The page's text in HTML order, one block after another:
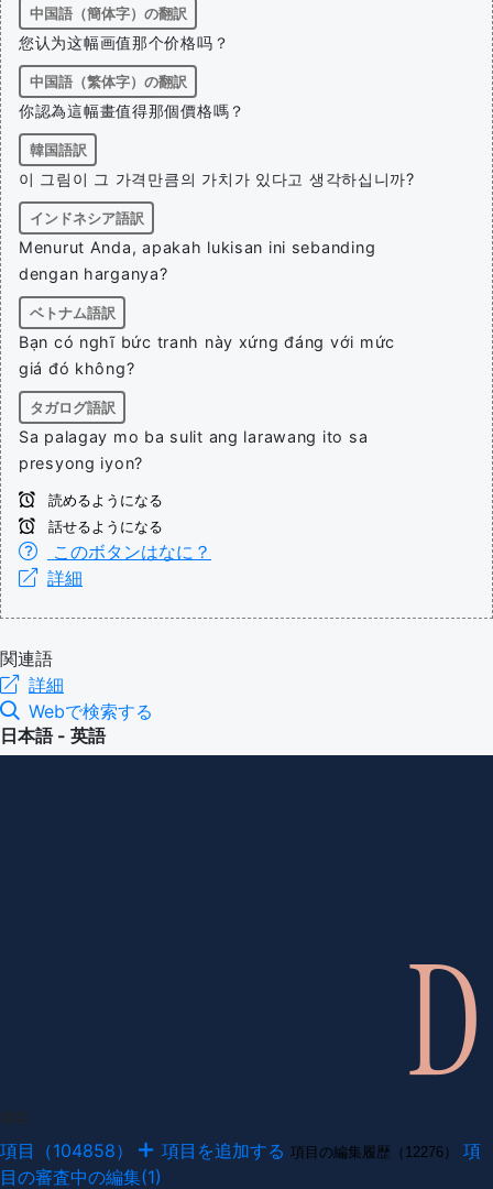
中国語（簡体字）の翻訳
您认为这幅画值那个价格吗？
中国語（繁体字）の翻訳
你認為這幅畫值得那個價格嗎？
韓国語訳
이 그림이 그 가격만큼의 가치가 있다고 생각하십니까?
インドネシア語訳
Menurut Anda, apakah lukisan ini sebanding
dengan harganya?
ベトナム語訳
Bạn có nghĩ bức tranh này xứng đáng với mức
giá đó không?
タガログ語訳
Sa palagay mo ba sulit ang larawang ito sa
presyong iyon?
読めるようになる
話せるようになる
このボタンはなに？
詳細
関連語
詳細
Webで検索する
日本語 - 英語
項目（104858） 項目を追加する 項目の編集履歴（12276）
項
目の審査中の編集(1)